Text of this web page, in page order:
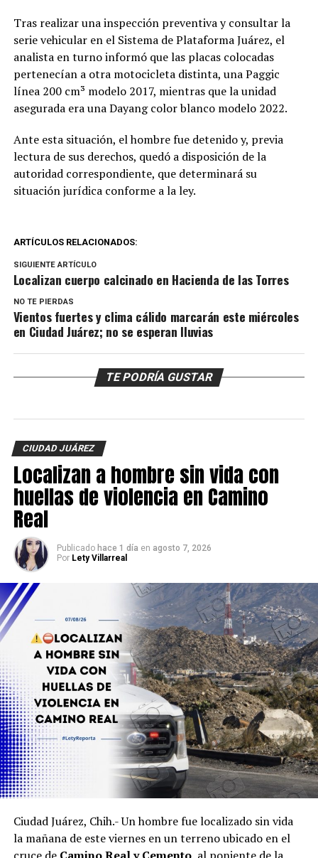
Tras realizar una inspección preventiva y consultar la
serie vehicular en el Sistema de Plataforma Juárez, el
analista en turno informó que las placas colocadas
pertenecían a otra motocicleta distinta, una Paggic
línea 200 cm³ modelo 2017, mientras que la unidad
asegurada era una Dayang color blanco modelo 2022.
Ante esta situación, el hombre fue detenido y, previa
lectura de sus derechos, quedó a disposición de la
autoridad correspondiente, que determinará su
situación jurídica conforme a la ley.
ARTÍCULOS RELACIONADOS:
SIGUIENTE ARTÍCULO
Localizan cuerpo calcinado en Hacienda de las Torres
NO TE PIERDAS
Vientos fuertes y clima cálido marcarán este miércoles
en Ciudad Juárez; no se esperan lluvias
TE PODRÍA GUSTAR
CIUDAD JUÁREZ
Localizan a hombre sin vida con
huellas de violencia en Camino
Real
Publicado hace 1 día en agosto 7, 2026
Por Lety Villarreal
Ciudad Juárez, Chih.- Un hombre fue localizado sin vida
la mañana de este viernes en un terreno ubicado en el